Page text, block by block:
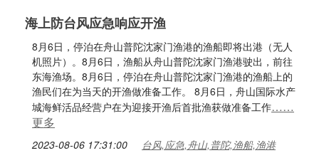
海上防台风应急响应开渔
8月6日，停泊在舟山普陀沈家门渔港的渔船即将出港（无人
机照片）。8月6日，渔船从舟山普陀沈家门渔港驶出，前往
东海渔场。8月6日，停泊在舟山普陀沈家门渔港的渔船上的
渔民们在为当天的开渔做准备工作。 8月6日，舟山国际水产
城海鲜活品经营户在为迎接开渔后首批渔获做准备工作……
更多
2023-08-06 17:31:00 台风,应急,舟山,普陀,渔船,渔港